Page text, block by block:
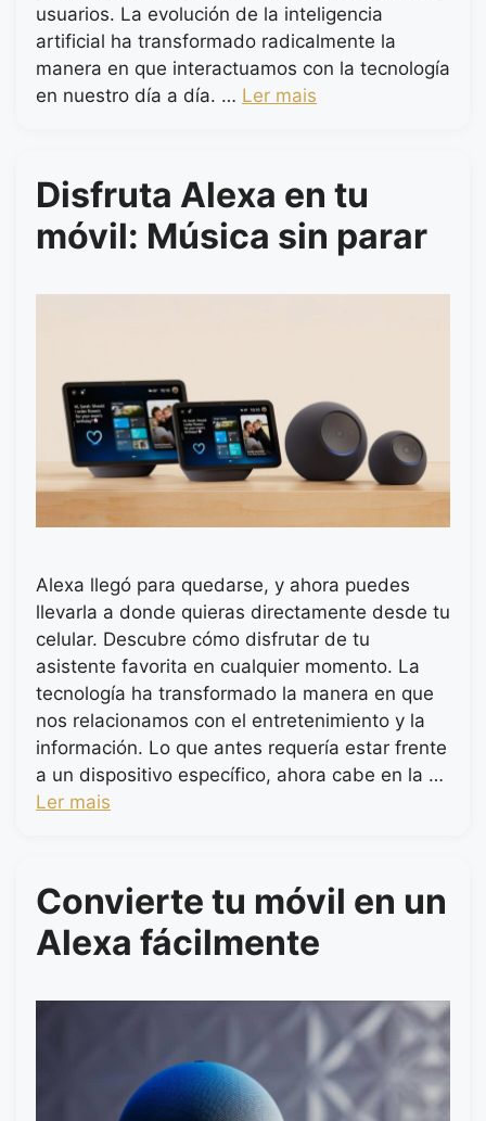
usuarios. La evolución de la inteligencia
artificial ha transformado radicalmente la
manera en que interactuamos con la tecnología
en nuestro día a día. … Ler mais
Disfruta Alexa en tu
móvil: Música sin parar
Alexa llegó para quedarse, y ahora puedes
llevarla a donde quieras directamente desde tu
celular. Descubre cómo disfrutar de tu
asistente favorita en cualquier momento. La
tecnología ha transformado la manera en que
nos relacionamos con el entretenimiento y la
información. Lo que antes requería estar frente
a un dispositivo específico, ahora cabe en la …
Ler mais
Convierte tu móvil en un
Alexa fácilmente